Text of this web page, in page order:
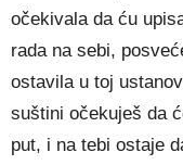
očekivala da ću
rada na sebi,
ostavila u toj
suštini očekuješ da
put, i na tebi ostaje